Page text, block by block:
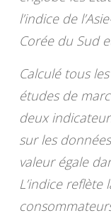
l’indice de
Corée du Sud
Calculé tous
études de
deux
sur les
valeur égale
L’indice reflète